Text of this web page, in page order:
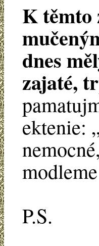
K
dnes
zajaté,
ektenie:
P.S.